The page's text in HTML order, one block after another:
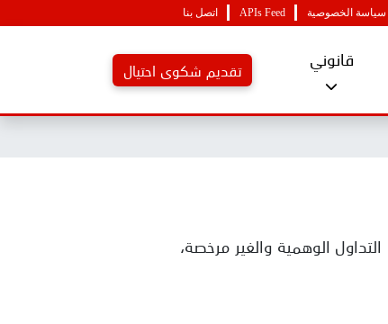
سياسة الخصوصية APIs Feed اتصل بنا
قانوني تقديم شكوى احتيال
الوهمية والغير مرخصة،